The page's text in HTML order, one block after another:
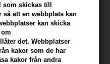
som skickas till
så att en webbplats kan
kan skicka
det. Webbplatser
kakor som de har
kakor från andra